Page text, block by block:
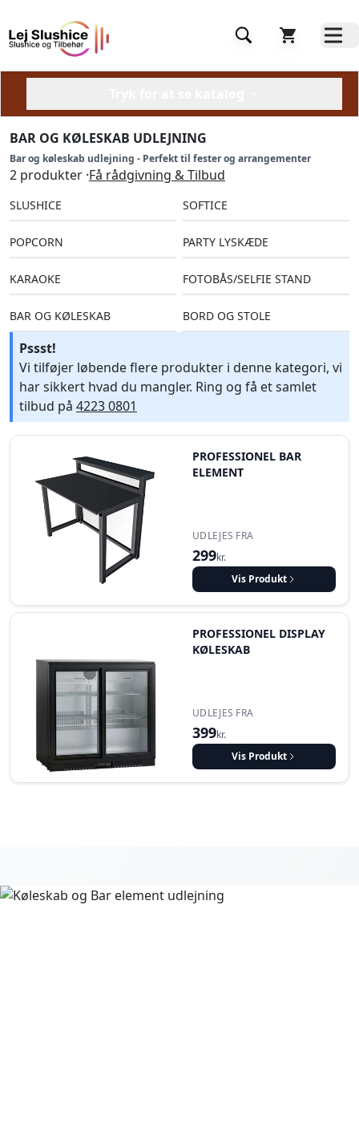
BAR OG KØLESKAB UDLEJNING
Bar og køleskab udlejning - Perfekt til fester og arrangementer
2 produkter ·Få rådgivning & Tilbud
SLUSHICE SOFTICE
POPCORN PARTY LYSKÆDE
KARAOKE FOTOBÅS/SELFIE STAND
BAR OG KØLESKAB BORD OG STOLE
Pssst!
Vi tilføjer løbende flere produkter i denne kategori, vi
har sikkert hvad du mangler. Ring og få et samlet
tilbud på 4223 0801
PROFESSIONEL BAR
ELEMENT
UDLEJES FRA
299kr.
Vis Produkt
PROFESSIONEL DISPLAY
KØLESKAB
UDLEJES FRA
399kr.
Vis Produkt